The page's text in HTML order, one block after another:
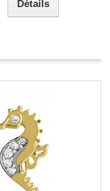
Détails